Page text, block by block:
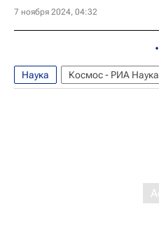
7 ноября 2024, 04:32
Наука Космос - РИА Наука